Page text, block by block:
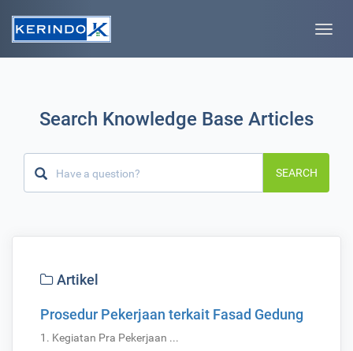
Toggle
Search Knowledge Base Articles
SEARCH
Artikel
Prosedur Pekerjaan terkait Fasad Gedung
1. Kegiatan Pra Pekerjaan ...